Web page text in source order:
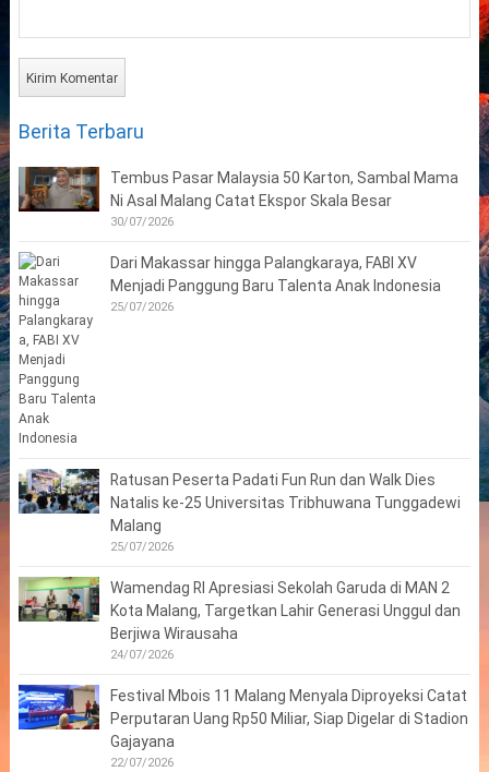
Berita Terbaru
Tembus Pasar Malaysia 50 Karton, Sambal Mama
Ni Asal Malang Catat Ekspor Skala Besar
30/07/2026
Dari Makassar hingga Palangkaraya, FABI XV
Menjadi Panggung Baru Talenta Anak Indonesia
25/07/2026
Ratusan Peserta Padati Fun Run dan Walk Dies
Natalis ke-25 Universitas Tribhuwana Tunggadewi
Malang
25/07/2026
Wamendag RI Apresiasi Sekolah Garuda di MAN 2
Kota Malang, Targetkan Lahir Generasi Unggul dan
Berjiwa Wirausaha
24/07/2026
Festival Mbois 11 Malang Menyala Diproyeksi Catat
Perputaran Uang Rp50 Miliar, Siap Digelar di Stadion
Gajayana
22/07/2026